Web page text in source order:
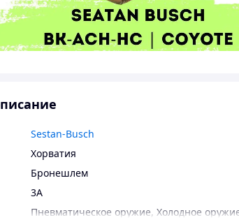
Sestan-Busch
Хорватия
Бронешлем
3А
Пневматическое оружие, Холодное